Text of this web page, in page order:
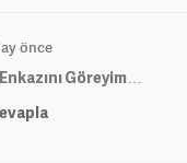
önce
Göreyim…